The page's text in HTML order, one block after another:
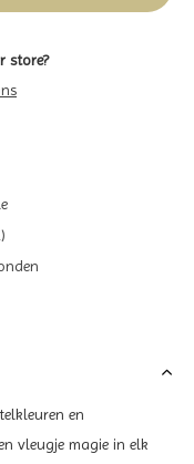
store?
en
vleugje magie in elk